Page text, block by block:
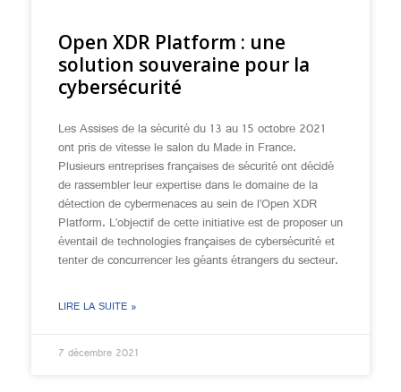
Open XDR Platform : une
solution souveraine pour la
cybersécurité
Les Assises de la sécurité du 13 au 15 octobre 2021
ont pris de vitesse le salon du Made in France.
Plusieurs entreprises françaises de sécurité ont décidé
de rassembler leur expertise dans le domaine de la
détection de cybermenaces au sein de l’Open XDR
Platform. L’objectif de cette initiative est de proposer un
éventail de technologies françaises de cybersécurité et
tenter de concurrencer les géants étrangers du secteur.
LIRE LA SUITE »
7 décembre 2021